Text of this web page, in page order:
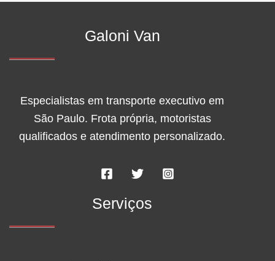
Galoni Van
Especialistas em transporte executivo em
São Paulo. Frota própria, motoristas
qualificados e atendimento personalizado.
Serviços